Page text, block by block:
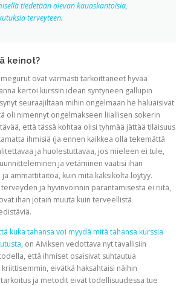
tiedetään olevan kauaskantoisia,
terveyteen.
keinot?
ovat varmasti tarkoittaneet hyvää
kertoi kurssin idean syntyneen gallupin
seuraajiltaan mihin ongelmaan he haluaisivat
oli nimennyt ongelmakseen liiallisen sokerin
että tässä kohtaa olisi tyhmää jättää tilaisuus
ihmisiä (ja ennen kaikkea olla tekemättä
ja huolestuttavaa, jos mieleen ei tule,
ja vetäminen vaatisi ihan
ammattitaitoa, kuin mitä kaksikolta löytyy.
terveyden ja hyvinvoinnin parantamisesta ei riitä,
ihan jotain muuta kuin terveellistä
kuka tahansa voi myydä mitä tahansa kurssia
, on Aiviksen vedottava nyt tavallisiin
että ihmiset osaisivat suhtautua
eivätkä haksahtaisi näihin
ja metodit eivät todellisuudessa tue